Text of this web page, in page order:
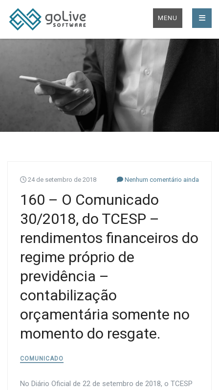
MENU
Nenhum comentário ainda
24 de setembro de 2018
160 – O Comunicado
30/2018, do TCESP –
rendimentos financeiros do
regime próprio de
previdência –
contabilização
orçamentária somente no
momento do resgate.
COMUNICADO
No Diário Oficial de 22 de setembro de 2018, o TCESP